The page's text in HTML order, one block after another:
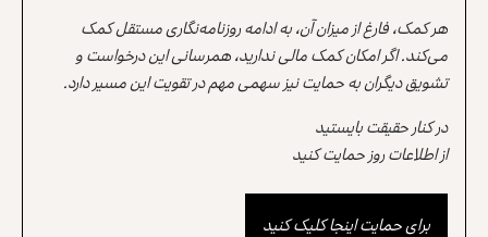
هر کمک، فارغ از میزان آن، به ادامه روزنامه‌نگاری مستقل کمک
می‌کند. اگر امکان کمک مالی ندارید، همرسانی این درخواست و
تشویق دیگران به حمایت نیز سهمی مهم در تقویت این مسیر دارد.
در کنار حقیقت بایستید
از اطلاعات روز حمایت کنید
برای حمایت اینجا کلیک کنید